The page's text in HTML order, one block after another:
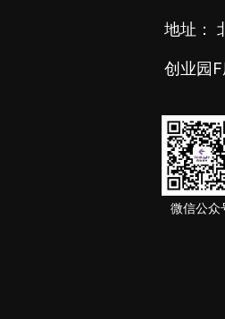
地址：
创业园
微信公众